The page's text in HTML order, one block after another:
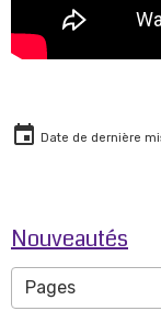
Date de dernière
Nouveautés